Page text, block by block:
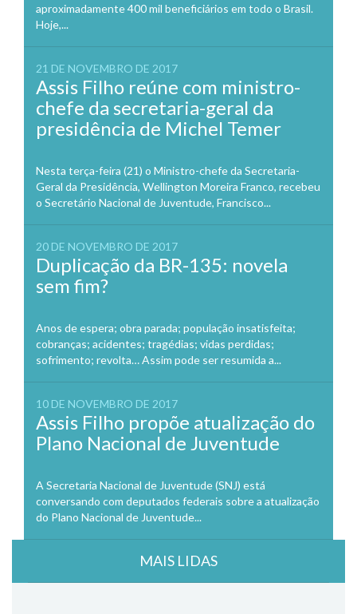
aproximadamente 400 mil beneficiários em todo o Brasil.
Hoje,...
21 DE NOVEMBRO DE 2017
Assis Filho reúne com ministro-
chefe da secretaria-geral da
presidência de Michel Temer
Nesta terça-feira (21) o Ministro-chefe da Secretaria-
Geral da Presidência, Wellington Moreira Franco, recebeu
o Secretário Nacional de Juventude, Francisco...
20 DE NOVEMBRO DE 2017
Duplicação da BR-135: novela
sem fim?
Anos de espera; obra parada; população insatisfeita;
cobranças; acidentes; tragédias; vidas perdidas;
sofrimento; revolta… Assim pode ser resumida a...
10 DE NOVEMBRO DE 2017
Assis Filho propõe atualização do
Plano Nacional de Juventude
A Secretaria Nacional de Juventude (SNJ) está
conversando com deputados federais sobre a atualização
do Plano Nacional de Juventude...
MAIS LIDAS